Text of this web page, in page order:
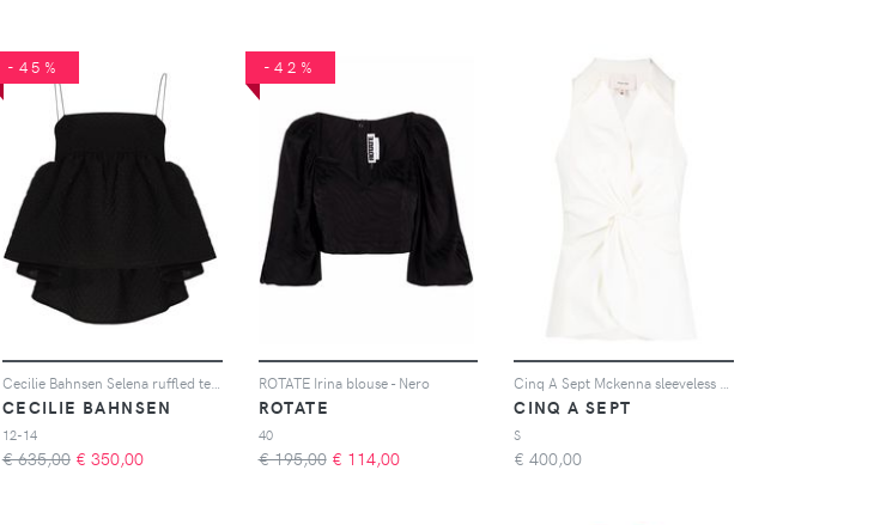
-45%
Cecilie Bahnsen Selena ruffled textured top - Nero
CECILIE BAHNSEN
12-14
€ 635,00 € 350,00
-42%
ROTATE Irina blouse - Nero
ROTATE
40
€ 195,00 € 114,00
Cinq A Sept Mckenna sleeveless blouse - Bianco
CINQ A SEPT
S
€ 400,00